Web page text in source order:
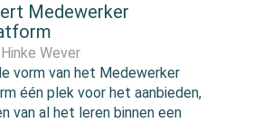
Medewerker
Hinke Wever
vorm van het Medewerker
één plek voor het aanbieden,
van al het leren binnen een